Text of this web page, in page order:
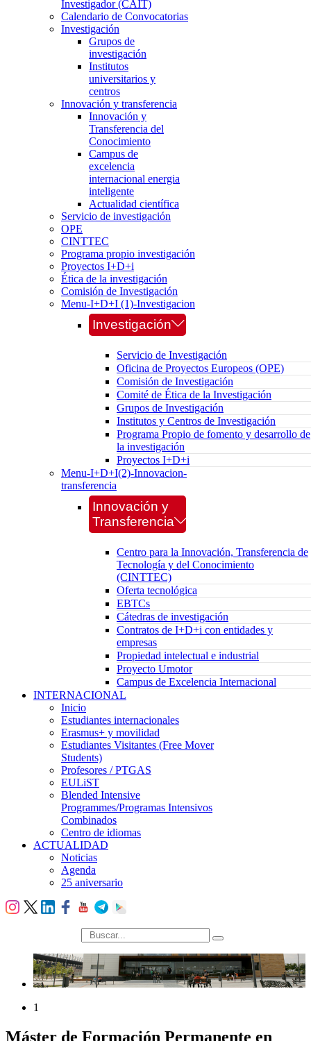
Investigador (CAIT)
Calendario de Convocatorias
Investigación
Grupos de
investigación
Institutos
universitarios y
centros
Innovación y transferencia
Innovación y
Transferencia del
Conocimiento
Campus de
excelencia
internacional energia
inteligente
Actualidad científica
Servicio de investigación
OPE
CINTTEC
Programa propio investigación
Proyectos I+D+i
Ética de la investigación
Comisión de Investigación
Menu-I+D+I (1)-Investigacion
Investigación
Servicio de Investigación
Oficina de Proyectos Europeos (OPE)
Comisión de Investigación
Comité de Ética de la Investigación
Grupos de Investigación
Institutos y Centros de Investigación
Programa Propio de fomento y desarrollo de
la investigación
Proyectos I+D+i
Menu-I+D+I(2)-Innovacion-
transferencia
Innovación y
Transferencia
Centro para la Innovación, Transferencia de
Tecnología y del Conocimiento
(CINTTEC)
Oferta tecnológica
EBTCs
Cátedras de investigación
Contratos de I+D+i con entidades y
empresas
Propiedad intelectual e industrial
Proyecto Umotor
Campus de Excelencia Internacional
INTERNACIONAL
Inicio
Estudiantes internacionales
Erasmus+ y movilidad
Estudiantes Visitantes (Free Mover
Students)
Profesores / PTGAS
EULiST
Blended Intensive
Programmes/Programas Intensivos
Combinados
Centro de idiomas
ACTUALIDAD
Noticias
Agenda
25 aniversario
búsqueda
1
Máster de Formación Permanente en